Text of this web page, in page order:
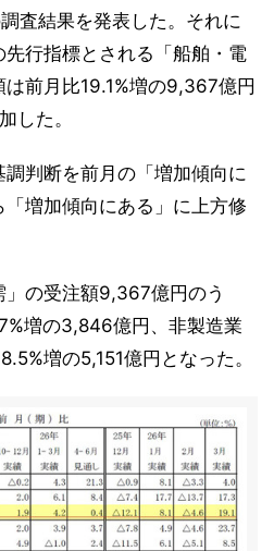
査結果を発表した。それに
行指標とされる「船舶・電
前月比19.1%増の9,367億円
した。
判断を前月の「増加傾向に
増加傾向にある」に上方修
」の受注額9,367億円のう
増の3,846億円、非製造業
増の5,151億円となった。